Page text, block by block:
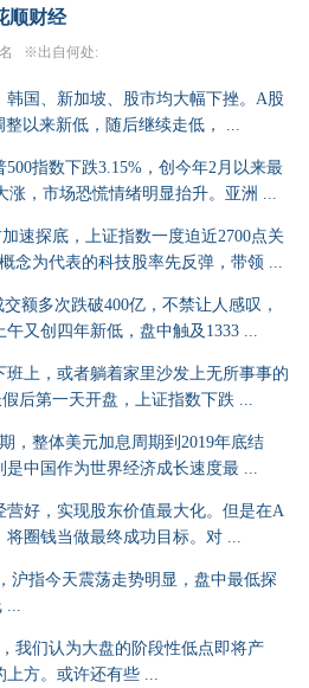
顺财经
名 ※出自何处:
国、新加坡、股市均大幅下挫。A股
整以来新低，随后继续走低， ...
指数下跌3.15%，创今年2月以来最
，市场恐慌情绪明显抬升。亚洲 ...
探底，上证指数一度迫近2700点关
念为代表的科技股率先反弹，带领 ...
多次跌破400亿，不禁让人感叹，
又创四年新低，盘中触及1333 ...
上，或者躺着家里沙发上无所事事的
后第一天开盘，上证指数下跌 ...
整体美元加息周期到2019年底结
中国作为世界经济成长速度最 ...
好，实现股东价值最大化。但是在A
圈钱当做最终成功目标。对 ...
指今天震荡走势明显，盘中最低探
...
们认为大盘的阶段性低点即将产
上方。或许还有些 ...